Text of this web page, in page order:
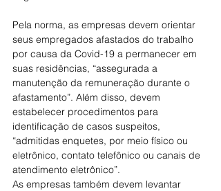
Pela norma, as empresas devem orientar
seus empregados afastados do trabalho
por causa da Covid-19 a permanecer em
suas residências, “assegurada a
manutenção da remuneração durante o
afastamento”. Além disso, devem
estabelecer procedimentos para
identificação de casos suspeitos,
“admitidas enquetes, por meio físico ou
eletrônico, contato telefônico ou canais de
atendimento eletrônico”.
As empresas também devem levantar